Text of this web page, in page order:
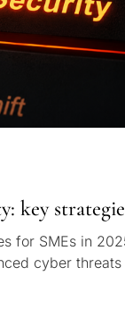
key
for SMEs in
cyber threats